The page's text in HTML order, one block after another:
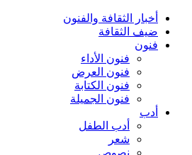
أخبار الثقافة والفنون
ضيف الثقافة
فنون
فنون الأداء
فنون العرض
فنون الكتابة
فنون الجميلة
أدب
أدب الطفل
شعر
نصوص